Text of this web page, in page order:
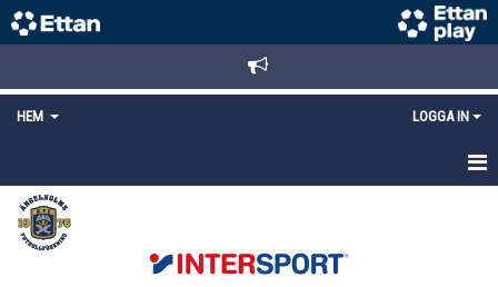
HEM LOGGA IN
STARTSIDA
NYHETER